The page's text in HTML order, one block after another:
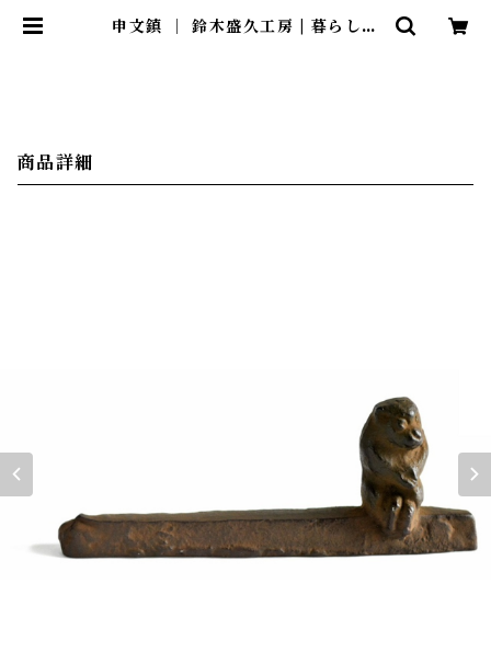
申文鎮 ｜ 鈴木盛久工房 | 暮らしの
商品詳細